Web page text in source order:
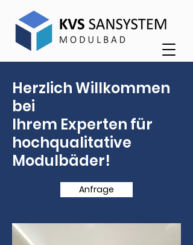
Herzlich Willkommen
bei
Ihrem Experten für
hochqualitative
Modulbäder!
Anfrage